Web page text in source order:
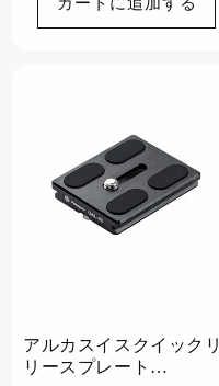
格
アルカスイスクイックリ
リースプレート